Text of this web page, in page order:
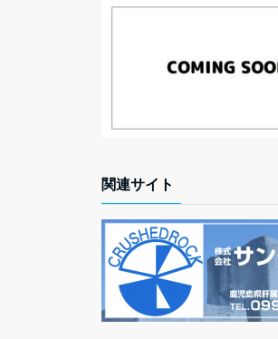
関連サイト